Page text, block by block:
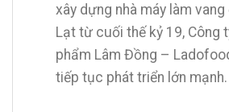
xây dựng nhà máy làm
Lạt từ cuối thế kỷ 19, Công
phẩm Lâm Đồng –
tiếp tục phát triển lớn mạnh.